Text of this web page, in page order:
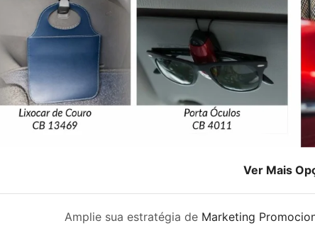
Ver Mais
Amplie sua estratégia de Marketing